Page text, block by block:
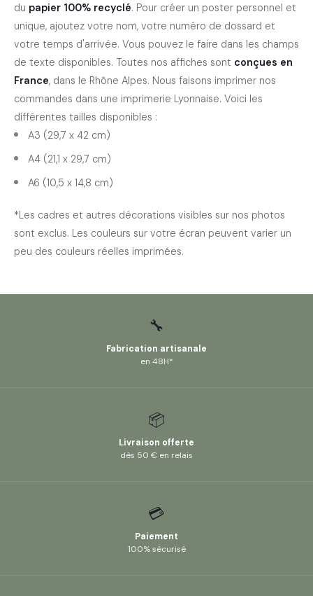
du papier 100% recyclé. Pour créer un poster personnel et
unique, ajoutez votre nom, votre numéro de dossard et
votre temps d'arrivée. Vous pouvez le faire dans les champs
de texte disponibles. Toutes nos affiches sont conçues en
France, dans le Rhône Alpes. Nous faisons imprimer nos
commandes dans une imprimerie Lyonnaise. Voici les
différentes tailles disponibles :
A3 (29,7 x 42 cm)
A4 (21,1 x 29,7 cm)
A6 (10,5 x 14,8 cm)
*Les cadres et autres décorations visibles sur nos photos
sont exclus. Les couleurs sur votre écran peuvent varier un
peu des couleurs réelles imprimées.
🔧
Fabrication artisanale
en 48H*
📦
Livraison offerte
dès 50 € en relais
💳
Paiement
100% sécurisé